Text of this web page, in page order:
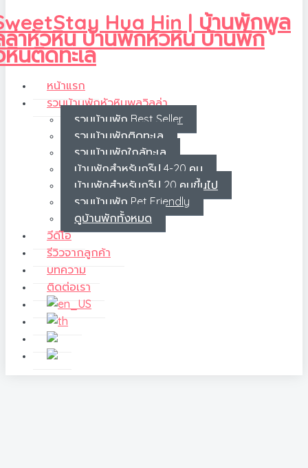
หน้าแรก
รวมบ้านพักหัวหินพูลวิลล่า
รวมบ้านพัก Best Seller
รวมบ้านพักติดทะเล
รวมบ้านพักใกล้ทะเล
บ้านพักสำหรับกรุ๊ป 4-20 คน
บ้านพักสำหรับกรุ๊ป 20 คนขึ้นไป
รวมบ้านพัก Pet Friendly
ดูบ้านพักทั้งหมด
วีดีโอ
รีวิวจากลูกค้า
บทความ
ติดต่อเรา